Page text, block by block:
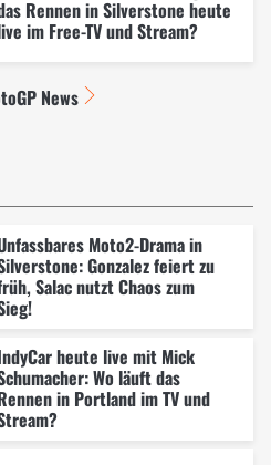
Rennen in Silverstone heute
im Free-TV und Stream?
News
Moto2-Drama in
Gonzalez feiert zu
Salac nutzt Chaos zum
heute live mit Mick
Wo läuft das
in Portland im TV und